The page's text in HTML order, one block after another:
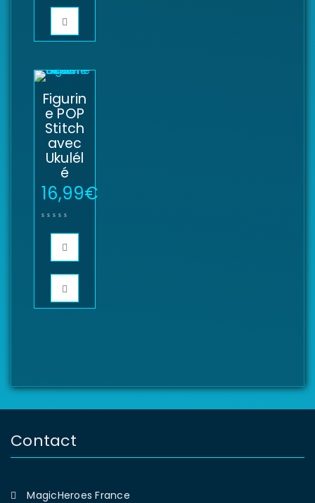
Figurin
e POP
Stitch
avec
Ukulél
é
16,99€
Contact
MagicHeroes France